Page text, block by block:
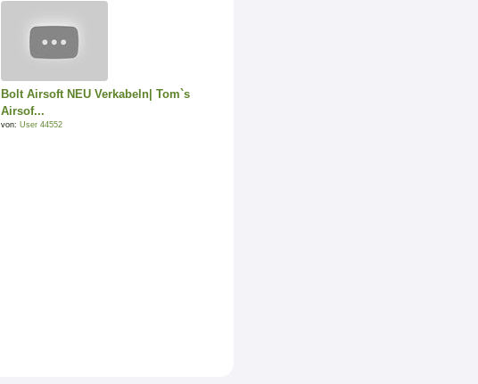
Bolt Airsoft NEU Verkabeln| Tom`s
Airsof...
von:User 44552